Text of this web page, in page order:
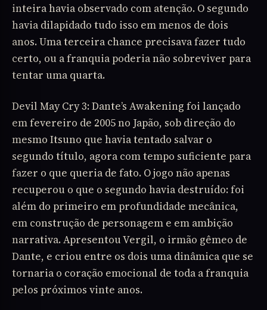
inteira havia observado com atenção. O segundo
havia dilapidado tudo isso em menos de dois
anos. Uma terceira chance precisava fazer tudo
certo, ou a franquia poderia não sobreviver para
tentar uma quarta.
Devil May Cry 3: Dante’s Awakening foi lançado
em fevereiro de 2005 no Japão, sob direção do
mesmo Itsuno que havia tentado salvar o
segundo título, agora com tempo suficiente para
fazer o que queria de fato. O jogo não apenas
recuperou o que o segundo havia destruído: foi
além do primeiro em profundidade mecânica,
em construção de personagem e em ambição
narrativa. Apresentou Vergil, o irmão gêmeo de
Dante, e criou entre os dois uma dinâmica que se
tornaria o coração emocional de toda a franquia
pelos próximos vinte anos.